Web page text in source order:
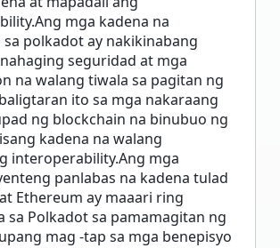
mga kadena na
polkadot ay nakikinabang
seguridad at mga
na walang tiwala sa pagitan ng
ito sa mga nakaraang
ng blockchain na binubuo ng
kadena na walang
interoperability.Ang mga
panlabas na kadena tulad
Ethereum ay maaari ring
sa Polkadot sa pamamagitan ng
mag -tap sa mga benepisyo